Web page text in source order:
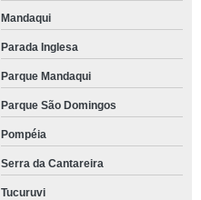
Mandaqui
Parada Inglesa
Parque Mandaqui
Parque São Domingos
Pompéia
Serra da Cantareira
Tucuruvi